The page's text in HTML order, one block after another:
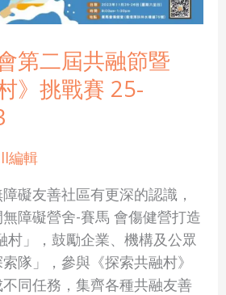
第二屆共融節暨
》挑戰賽 25-
編輯
礙友善社區有更深的認識，
障礙營舍-賽馬 會傷健營打造
村」，鼓勵企業、機構及公眾
隊」，參與《探索共融村》
同任務，集齊各種共融友善